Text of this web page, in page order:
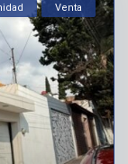
Venta